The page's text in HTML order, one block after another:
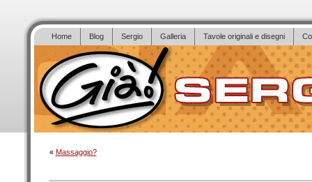
Home Blog Sergio Galleria Tavole originali e disegni
« Massaggio?